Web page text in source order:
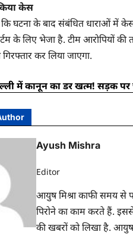
केस
कि घटना के बाद संबंधित धाराओं में
के लिए भेजा है. टीम आरोपियों की
कर लिया जाएगा.
में कानून का डर खत्म! सड़क
Ayush Mishra
Editor
आयुष मिश्रा काफी समय से
पिरोने का काम करते हैं.
की खबरों को लिखा है. आयुष ने